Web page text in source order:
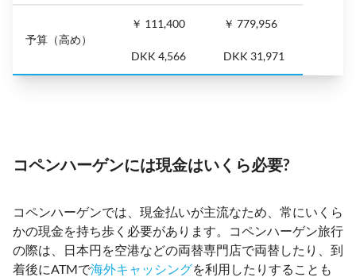
予算（高め）
￥ 111,400
DKK 4,566
￥ 779,956
DKK 31,971
コペンハーゲンには現金はいくら必要?
コペンハーゲンでは、現金払いが主流なため、常にいくら
かの現金を持ち歩く必要があります。コペンハーゲン旅行
の際は、日本円を空港などの両替専門店で両替したり、到
着後にATMで海外キャッシングを利用したりすることも